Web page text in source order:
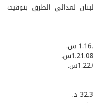
لعدائي الطرق بتوقيت